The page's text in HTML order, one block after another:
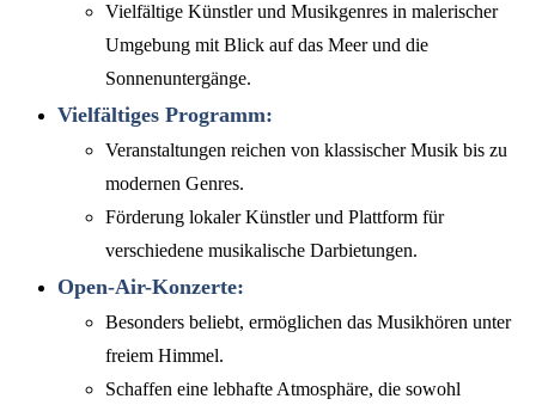
Vielfältige Künstler und Musikgenres in malerischer
Umgebung mit Blick auf das Meer und die
Sonnenuntergänge.
Vielfältiges Programm:
Veranstaltungen reichen von klassischer Musik bis zu
modernen Genres.
Förderung lokaler Künstler und Plattform für
verschiedene musikalische Darbietungen.
Open-Air-Konzerte:
Besonders beliebt, ermöglichen das Musikhören unter
freiem Himmel.
Schaffen eine lebhafte Atmosphäre, die sowohl